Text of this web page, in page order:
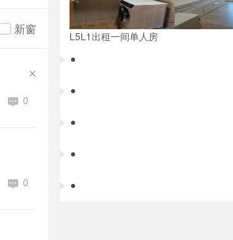
新窗
0
0
L5L1出租一间单人房
寿司店招工